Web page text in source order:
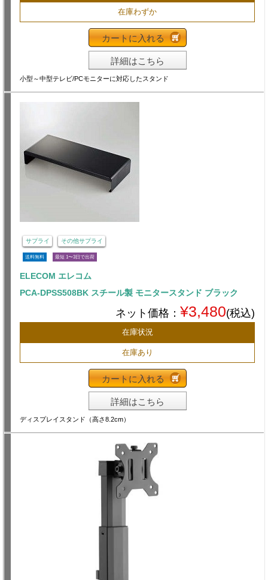
在庫わずか
カートに入れる
詳細はこちら
小型～中型テレビ/PCモニターに対応したスタンド
サプライ その他サプライ
送料無料 最短 1〜3日で出荷
ELECOM エレコム
PCA-DPSS508BK スチール製 モニタースタンド ブラック
ネット価格： ¥3,480(税込)
在庫状況
在庫あり
カートに入れる
詳細はこちら
ディスプレイスタンド（高さ8.2cm）